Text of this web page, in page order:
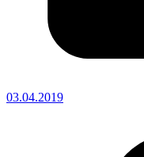
03.04.2019